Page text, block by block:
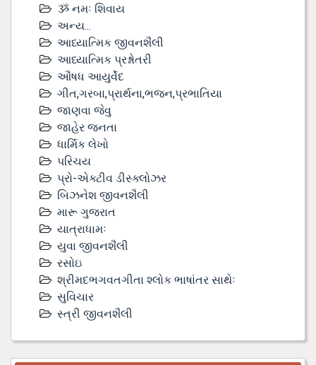
ૐ નમઃ શિવાય
અન્ય...
આધ્યાત્મિક જીવનશૈલી
આધ્યાત્મિક પ્રશ્નોતરી
ઔષધ આયુર્વેદ
ગીત,ગરબા,પ્રાર્થના,ભજન,પ્રભાતિયા
જાણવા જેવુ
જાહેર જનતા
ધાર્મિક લેખો
પરિચય
પ્રો-એક્ટીવ ડીસ્‍ક્લોઝર
બિઝનેશ જીવનશૈલી
મારૂ ગુજરાત
યાત્રાધામઃ
યુવા જીવનશૈલી
રસોઇ
શ્રીમદભગવતગીતા શ્લોક ભાષાંતર સાથેઃ
સુવિચાર
સ્ત્રી જીવનશૈલી